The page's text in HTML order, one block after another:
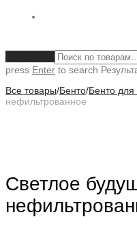
press Enter to search
Все товары/Бенто/Бенто
нефильтрованное
Светлое